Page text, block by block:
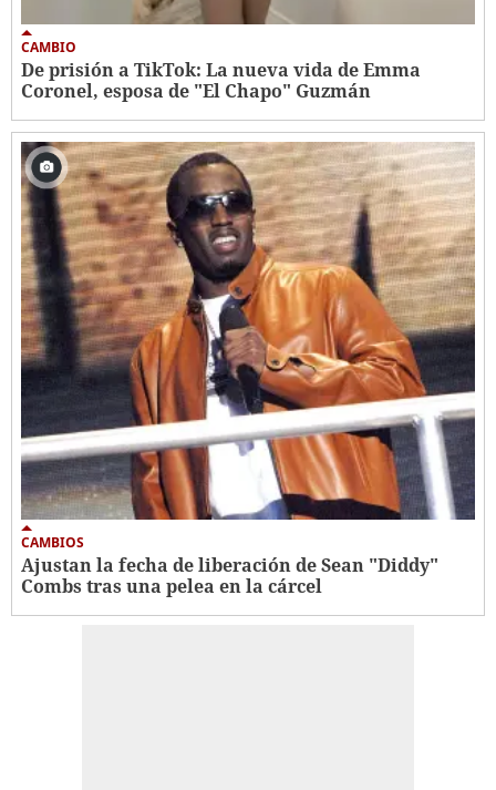
CAMBIO
De prisión a TikTok: La nueva vida de Emma
Coronel, esposa de "El Chapo" Guzmán
CAMBIOS
Ajustan la fecha de liberación de Sean "Diddy"
Combs tras una pelea en la cárcel